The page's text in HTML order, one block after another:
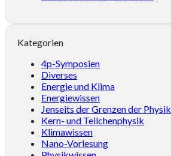
Kategorien
4p-Symposien
Diverses
Energie und Klima
Energiewissen
Jenseits der Grenzen der Physik
Kern- und Teilchenphysik
Klimawissen
Nano-Vorlesung